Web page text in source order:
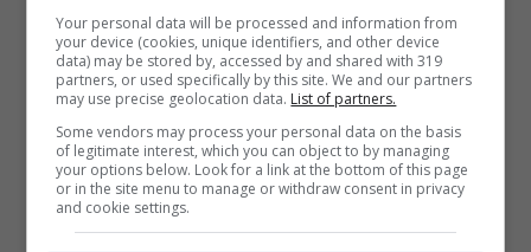
stati feriti in profondità e che ora non
volete più concedere il vostro cuore e la
vostra anima a nessuno, e ciò vi porta,
come è facile intuire, ad avere grandi
difficoltà a mantenere una relazione sana.
Dulcis in fundo, si fa per dire, avete anche il
Your personal data will be processed and information from
your device (cookies, unique identifiers, and other device
data) may be stored by, accessed by and shared with 319
partners, or used specifically by this site. We and our partners
may use precise geolocation data. List of partners.
Some vendors may process your personal data on the basis
of legitimate interest, which you can object to by managing
your options below. Look for a link at the bottom of this page
or in the site menu to manage or withdraw consent in privacy
and cookie settings.